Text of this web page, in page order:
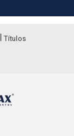
Títulos